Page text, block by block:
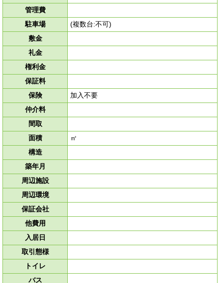
管理費
駐車場
(複数台:不可)
敷金
礼金
権利金
保証料
保険
加入不要
仲介料
間取
面積
㎡
構造
築年月
周辺施設
周辺環境
保証会社
他費用
入居日
取引態様
トイレ
バス